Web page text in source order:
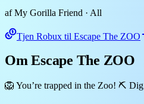
af My Gorilla Friend · All
Tjen Robux til Escape The ZOO
Om Escape The ZOO
🦁 You’re trapped in the Zoo! ⛏️